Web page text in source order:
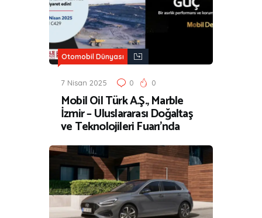
Otomobil Dünyası
7 Nisan 2025 0 0
Mobil Oil Türk A.Ş., Marble
İzmir – Uluslararası Doğaltaş
ve Teknolojileri Fuarı’nda